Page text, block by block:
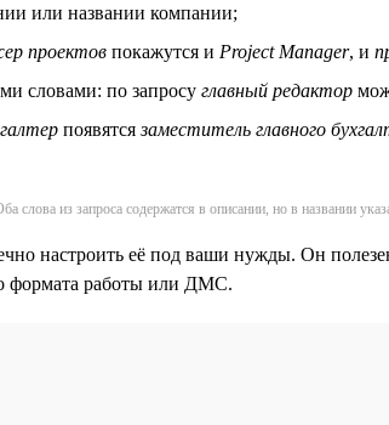
или названии компании;
проектов покажутся и Project Manager, и
словами: по запросу главный редактор
появятсязаместитель главного
слова из запроса содержатся в описании, но в названии
настроить её под ваши нужды. Он
формата работы или ДМС.